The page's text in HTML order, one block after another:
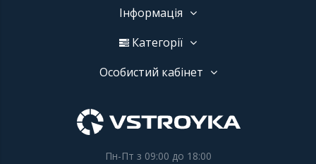
Інформація
Категорії
Особистий кабінет
Пн-Пт з 09:00 до 18:00